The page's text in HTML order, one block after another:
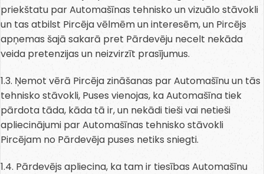
priekštatu par Automašīnas tehnisko un vizuālo stāvokli
un tas atbilst Pircēja vēlmēm un interesēm, un Pircējs
apņemas šajā sakarā pret Pārdevēju necelt nekāda
veida pretenzijas un neizvirzīt prasījumus.
1.3. Ņemot vērā Pircēja zināšanas par Automašīnu un tās
tehnisko stāvokli, Puses vienojas, ka Automašīna tiek
pārdota tāda, kāda tā ir, un nekādi tieši vai netieši
apliecinājumi par Automašīnas tehnisko stāvokli
Pircējam no Pārdevēja puses netiks sniegti.
1.4. Pārdevējs apliecina, ka tam ir tiesības Automašīnu